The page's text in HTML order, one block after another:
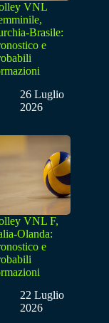
VNL
Brasile:
e
26 Luglio
2026
VNL F,
Olanda:
e
22 Luglio
2026